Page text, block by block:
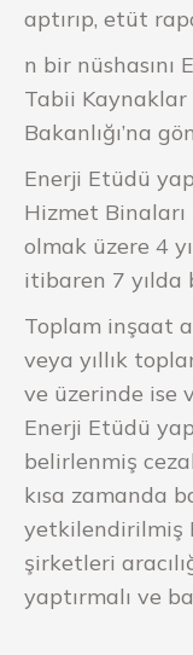
aptırıp, etüt
n bir nüshasını
Tabii Kaynaklar
Bakanlığı’na
Enerji Etüdü
Hizmet Binaları
olmak üzere 4
itibaren 7 yılda
Toplam inşaat
veya yıllık
ve üzerinde ise
Enerji Etüdü
belirlenmiş
kısa zamanda
yetkilendirilmiş
şirketleri
yaptırmalı ve